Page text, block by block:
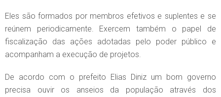
Eles são formados por membros efetivos e suplentes e se
reúnem periodicamente. Exercem também o papel de
fiscalização das ações adotadas pelo poder público e
acompanham a execução de projetos.
De acordo com o prefeito Elias Diniz um bom governo
precisa ouvir os anseios da população através dos